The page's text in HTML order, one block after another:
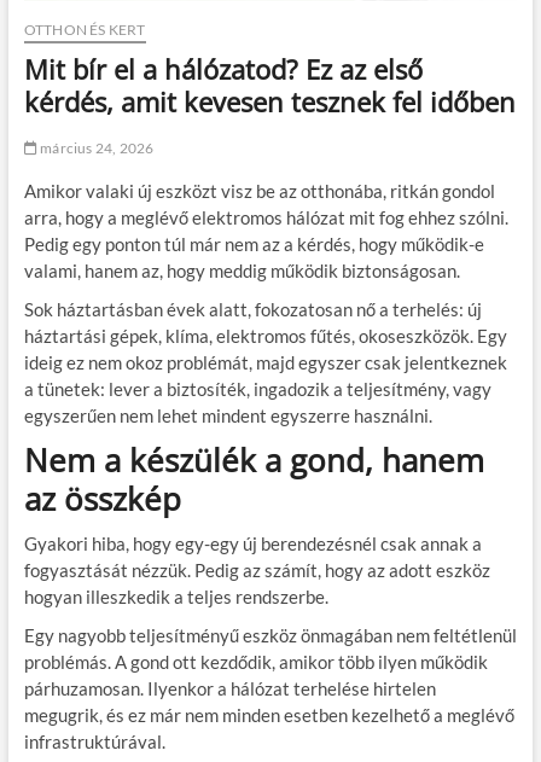
OTTHON ÉS KERT
Mit bír el a hálózatod? Ez az első
kérdés, amit kevesen tesznek fel időben
március 24, 2026
Amikor valaki új eszközt visz be az otthonába, ritkán gondol
arra, hogy a meglévő elektromos hálózat mit fog ehhez szólni.
Pedig egy ponton túl már nem az a kérdés, hogy működik-e
valami, hanem az, hogy meddig működik biztonságosan.
Sok háztartásban évek alatt, fokozatosan nő a terhelés: új
háztartási gépek, klíma, elektromos fűtés, okoseszközök. Egy
ideig ez nem okoz problémát, majd egyszer csak jelentkeznek
a tünetek: lever a biztosíték, ingadozik a teljesítmény, vagy
egyszerűen nem lehet mindent egyszerre használni.
Nem a készülék a gond, hanem
az összkép
Gyakori hiba, hogy egy-egy új berendezésnél csak annak a
fogyasztását nézzük. Pedig az számít, hogy az adott eszköz
hogyan illeszkedik a teljes rendszerbe.
Egy nagyobb teljesítményű eszköz önmagában nem feltétlenül
problémás. A gond ott kezdődik, amikor több ilyen működik
párhuzamosan. Ilyenkor a hálózat terhelése hirtelen
megugrik, és ez már nem minden esetben kezelhető a meglévő
infrastruktúrával.